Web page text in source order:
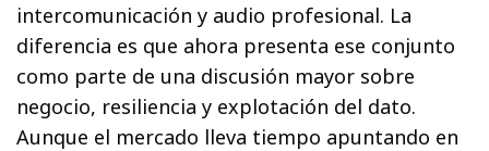
intercomunicación y audio profesional. La
diferencia es que ahora presenta ese conjunto
como parte de una discusión mayor sobre
negocio, resiliencia y explotación del dato.
Aunque el mercado lleva tiempo apuntando en